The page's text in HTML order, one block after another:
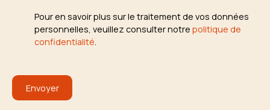
Pour en savoir plus sur le traitement de vos données
personnelles, veuillez consulter notre politique de
confidentialité.
Envoyer